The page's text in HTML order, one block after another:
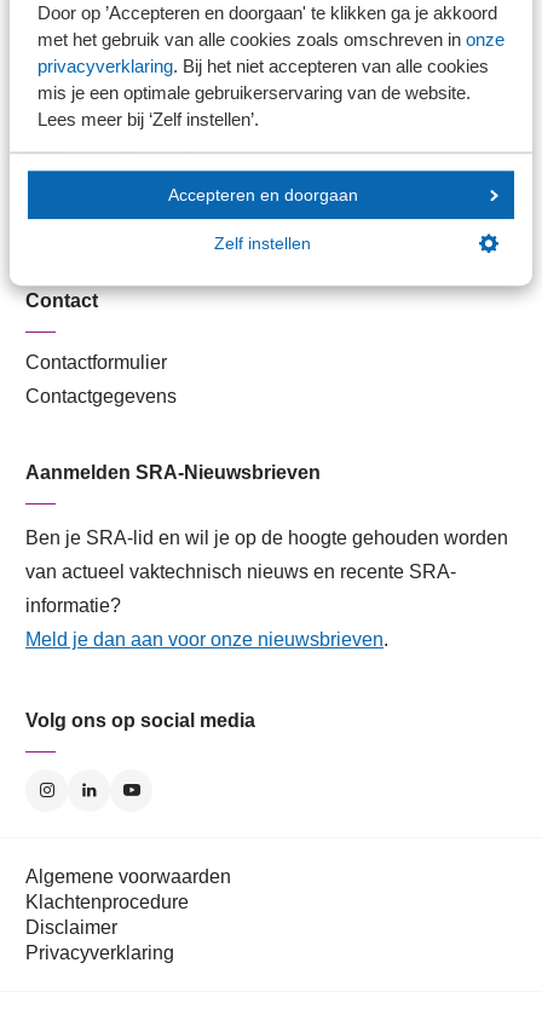
Door op ’Accepteren en doorgaan' te klikken ga je akkoord
met het gebruik van alle cookies zoals omschreven in onze
privacyverklaring. Bij het niet accepteren van alle cookies
mis je een optimale gebruikerservaring van de website.
Lees meer bij ‘Zelf instellen’.
Accepteren en doorgaan
Zelf instellen
Handige links
Veilig bestanden delen
SRA-gecertificeerd
Lid worden
Contact
Contactformulier
Contactgegevens
Aanmelden SRA-Nieuwsbrieven
Ben je SRA-lid en wil je op de hoogte gehouden worden
van actueel vaktechnisch nieuws en recente SRA-
informatie?
Meld je dan aan voor onze nieuwsbrieven.
Volg ons op social media
Algemene voorwaarden
Klachtenprocedure
Disclaimer
Privacyverklaring